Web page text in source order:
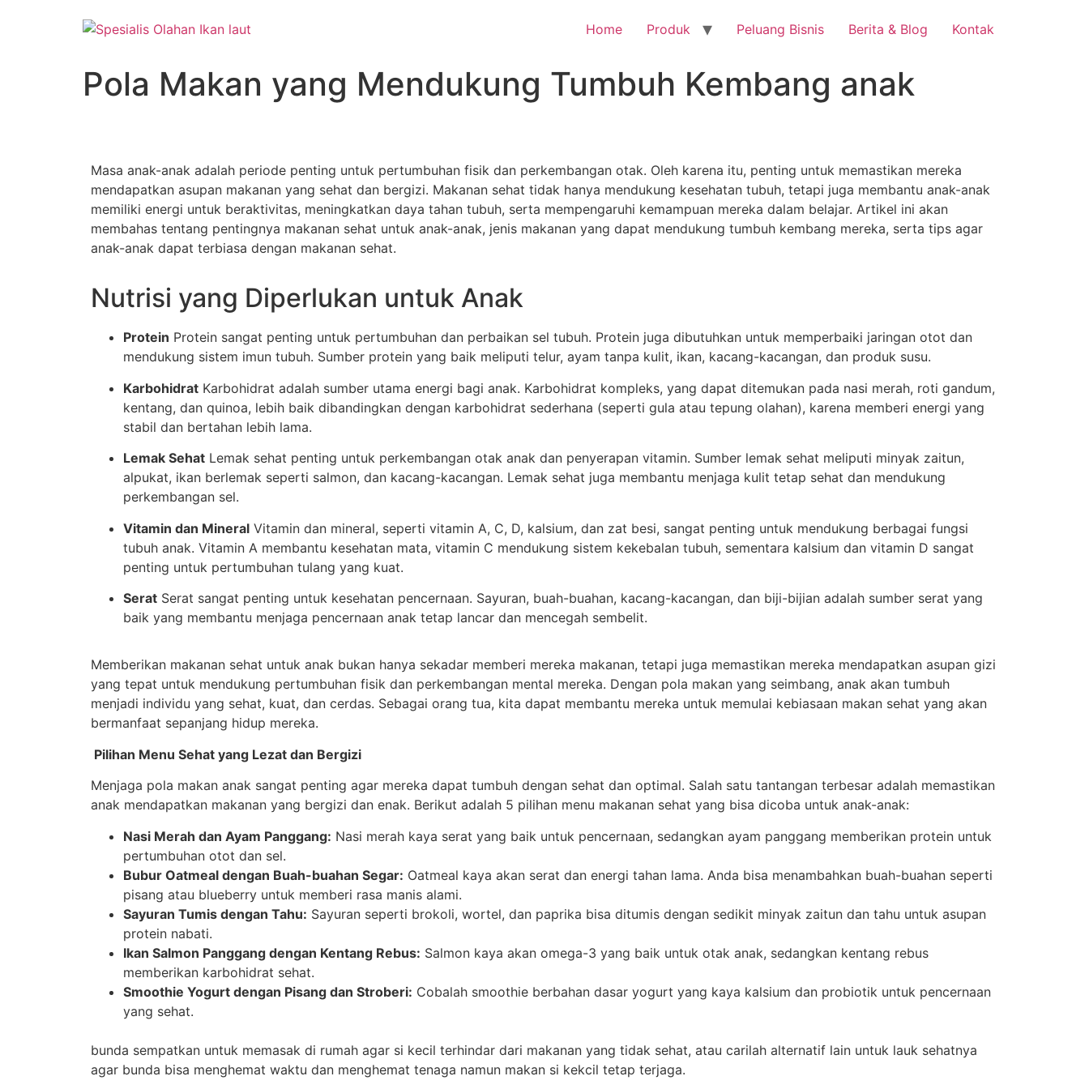
Home Produk Peluang Bisnis Berita & Blog Kontak
Pola Makan yang Mendukung Tumbuh Kembang anak
Masa anak-anak adalah periode penting untuk pertumbuhan fisik dan perkembangan otak. Oleh karena itu, penting untuk memastikan mereka
mendapatkan asupan makanan yang sehat dan bergizi. Makanan sehat tidak hanya mendukung kesehatan tubuh, tetapi juga membantu anak-anak
memiliki energi untuk beraktivitas, meningkatkan daya tahan tubuh, serta mempengaruhi kemampuan mereka dalam belajar. Artikel ini akan
membahas tentang pentingnya makanan sehat untuk anak-anak, jenis makanan yang dapat mendukung tumbuh kembang mereka, serta tips agar
anak-anak dapat terbiasa dengan makanan sehat.
Nutrisi yang Diperlukan untuk Anak
Protein Protein sangat penting untuk pertumbuhan dan perbaikan sel tubuh. Protein juga dibutuhkan untuk memperbaiki jaringan otot dan
mendukung sistem imun tubuh. Sumber protein yang baik meliputi telur, ayam tanpa kulit, ikan, kacang-kacangan, dan produk susu.
Karbohidrat Karbohidrat adalah sumber utama energi bagi anak. Karbohidrat kompleks, yang dapat ditemukan pada nasi merah, roti gandum,
kentang, dan quinoa, lebih baik dibandingkan dengan karbohidrat sederhana (seperti gula atau tepung olahan), karena memberi energi yang
stabil dan bertahan lebih lama.
Lemak Sehat Lemak sehat penting untuk perkembangan otak anak dan penyerapan vitamin. Sumber lemak sehat meliputi minyak zaitun,
alpukat, ikan berlemak seperti salmon, dan kacang-kacangan. Lemak sehat juga membantu menjaga kulit tetap sehat dan mendukung
perkembangan sel.
Vitamin dan Mineral Vitamin dan mineral, seperti vitamin A, C, D, kalsium, dan zat besi, sangat penting untuk mendukung berbagai fungsi
tubuh anak. Vitamin A membantu kesehatan mata, vitamin C mendukung sistem kekebalan tubuh, sementara kalsium dan vitamin D sangat
penting untuk pertumbuhan tulang yang kuat.
Serat Serat sangat penting untuk kesehatan pencernaan. Sayuran, buah-buahan, kacang-kacangan, dan biji-bijian adalah sumber serat yang
baik yang membantu menjaga pencernaan anak tetap lancar dan mencegah sembelit.
Memberikan makanan sehat untuk anak bukan hanya sekadar memberi mereka makanan, tetapi juga memastikan mereka mendapatkan asupan gizi
yang tepat untuk mendukung pertumbuhan fisik dan perkembangan mental mereka. Dengan pola makan yang seimbang, anak akan tumbuh
menjadi individu yang sehat, kuat, dan cerdas. Sebagai orang tua, kita dapat membantu mereka untuk memulai kebiasaan makan sehat yang akan
bermanfaat sepanjang hidup mereka.
Pilihan Menu Sehat yang Lezat dan Bergizi
Menjaga pola makan anak sangat penting agar mereka dapat tumbuh dengan sehat dan optimal. Salah satu tantangan terbesar adalah memastikan
anak mendapatkan makanan yang bergizi dan enak. Berikut adalah 5 pilihan menu makanan sehat yang bisa dicoba untuk anak-anak:
Nasi Merah dan Ayam Panggang: Nasi merah kaya serat yang baik untuk pencernaan, sedangkan ayam panggang memberikan protein untuk
pertumbuhan otot dan sel.
Bubur Oatmeal dengan Buah-buahan Segar: Oatmeal kaya akan serat dan energi tahan lama. Anda bisa menambahkan buah-buahan seperti
pisang atau blueberry untuk memberi rasa manis alami.
Sayuran Tumis dengan Tahu: Sayuran seperti brokoli, wortel, dan paprika bisa ditumis dengan sedikit minyak zaitun dan tahu untuk asupan
protein nabati.
Ikan Salmon Panggang dengan Kentang Rebus: Salmon kaya akan omega-3 yang baik untuk otak anak, sedangkan kentang rebus
memberikan karbohidrat sehat.
Smoothie Yogurt dengan Pisang dan Stroberi: Cobalah smoothie berbahan dasar yogurt yang kaya kalsium dan probiotik untuk pencernaan
yang sehat.
bunda sempatkan untuk memasak di rumah agar si kecil terhindar dari makanan yang tidak sehat, atau carilah alternatif lain untuk lauk sehatnya
agar bunda bisa menghemat waktu dan menghemat tenaga namun makan si kekcil tetap terjaga.